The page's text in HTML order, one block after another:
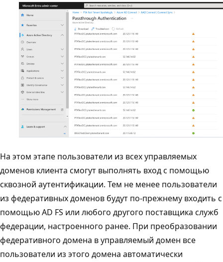
На этом этапе пользователи из всех управляемых
доменов клиента смогут выполнять вход с помощью
сквозной аутентификации. Тем не менее пользователи
из федеративных доменов будут по-прежнему входить с
помощью AD FS или любого другого поставщика служб
федерации, настроенного ранее. При преобразовании
федеративного домена в управляемый домен все
пользователи из этого домена автоматически